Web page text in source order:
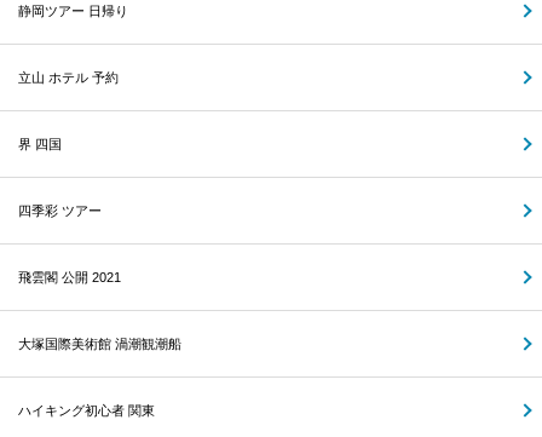
静岡ツアー 日帰り
立山 ホテル 予約
界 四国
四季彩 ツアー
飛雲閣 公開 2021
大塚国際美術館 渦潮観潮船
ハイキング初心者 関東